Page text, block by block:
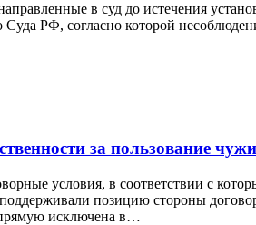
в суд до истечения
РФ, согласно которой
за пользование
условия, в соответствии с
позицию стороны
исключена в…